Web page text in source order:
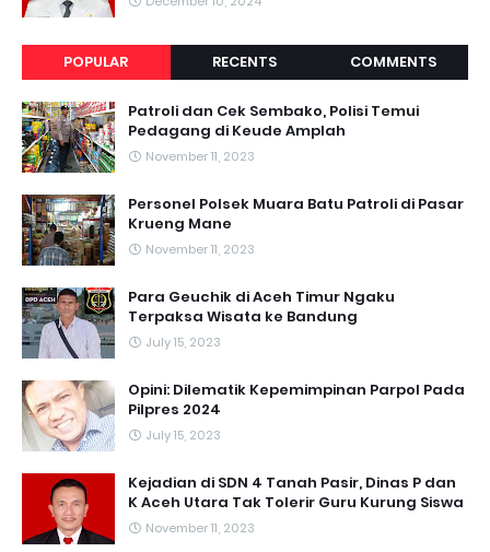
POPULAR RECENTS COMMENTS
Patroli dan Cek Sembako, Polisi Temui
Pedagang di Keude Amplah
November 11, 2023
Personel Polsek Muara Batu Patroli di Pasar
Krueng Mane
November 11, 2023
Para Geuchik di Aceh Timur Ngaku
Terpaksa Wisata ke Bandung
July 15, 2023
Opini: Dilematik Kepemimpinan Parpol Pada
Pilpres 2024
July 15, 2023
Kejadian di SDN 4 Tanah Pasir, Dinas P dan
K Aceh Utara Tak Tolerir Guru Kurung Siswa
November 11, 2023